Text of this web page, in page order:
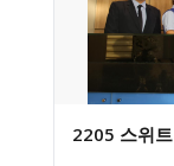
2205 스위트